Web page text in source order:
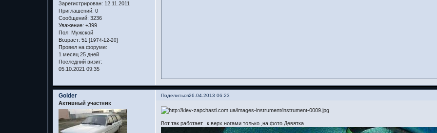
Зарегистрирован: 12.11.2011
Приглашений: 0
Сообщений: 3236
Уважение: +399
Пол: Мужской
Возраст: 51 [1974-12-20]
Провел на форуме:
1 месяц 25 дней
Последний визит:
05.10.2021 09:35
Поделиться26.04.2013 06:23
Golder
Активный участник
Вот так работает.. к верх ногами только ,на фото Девятка.